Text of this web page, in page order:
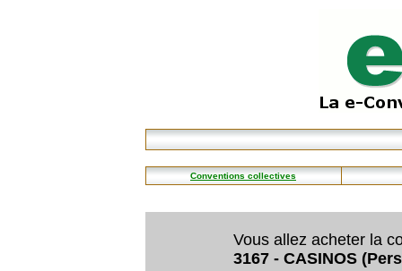
Conventions collectives
Vous allez acheter la
3167 - CASINOS